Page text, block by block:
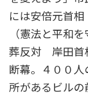
には安倍元首
（憲法と平和
葬反対 岸田首
断幕。４００
所があるビル